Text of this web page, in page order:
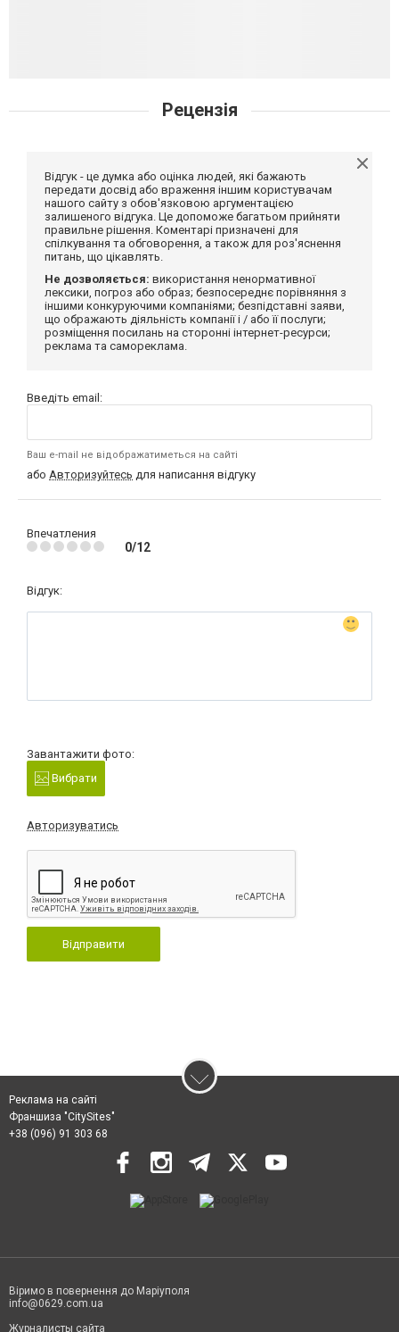
Рецензія
Відгук - це думка або оцінка людей, які бажають
передати досвід або враження іншим користувачам
нашого сайту з обов'язковою аргументацією
залишеного відгука. Це допоможе багатьом прийняти
правильне рішення. Коментарі призначені для
спілкування та обговорення, а також для роз'яснення
питань, що цікавлять.
Не дозволяється: використання ненормативної
лексики, погроз або образ; безпосереднє порівняння з
іншими конкуруючими компаніями; безпідставні заяви,
що ображають діяльність компанії і / або її послуги;
розміщення посилань на сторонні інтернет-ресурси;
реклама та самореклама.
Введіть email:
Ваш e-mail не відображатиметься на сайті
або Авторизуйтесь для написання відгуку
Впечатления
0/12
Відгук:
Завантажити фото:
Вибрати
Авторизуватись
Відправити
Реклама на сайті
Франшиза "CitySites"
+38 (096) 91 303 68
Віримо в повернення до Маріуполя
info@0629.com.ua
Журналисты сайта